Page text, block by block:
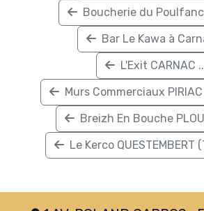
Boucherie du Poulfanc
Bar Le Kawa à
L'Exit CARNAC
Murs Commerciaux PIRIAC
Breizh En Bouche
Le Kerco QUESTEMBERT